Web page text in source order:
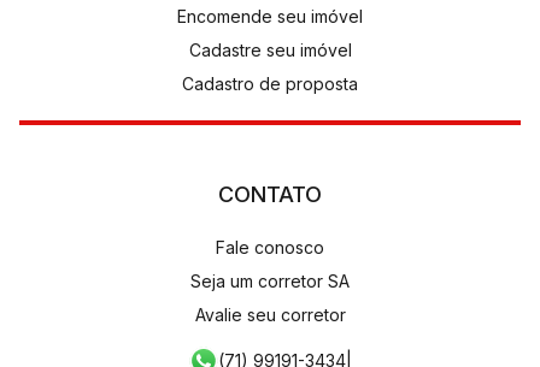
Encomende seu imóvel
Cadastre seu imóvel
Cadastro de proposta
CONTATO
Fale conosco
Seja um corretor SA
Avalie seu corretor
(71) 99191-3434|